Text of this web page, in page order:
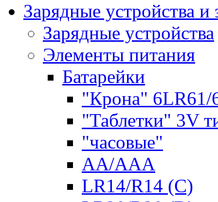
Зарядные устройства
Зарядные устройства
Элементы питания
Батарейки
"Крона" 6LR61/
"Таблетки" 3V
"часовые"
AA/AAA
LR14/R14 (C)